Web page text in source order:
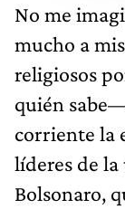
No me
mucho a
religiosos
quién
corriente la
líderes de
Bolsonaro,